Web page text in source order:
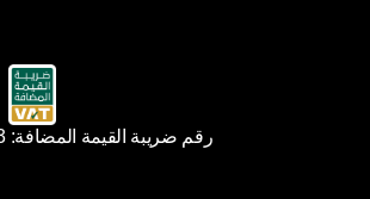
رقم ضريبة القيمة المضافة: 310806962700003